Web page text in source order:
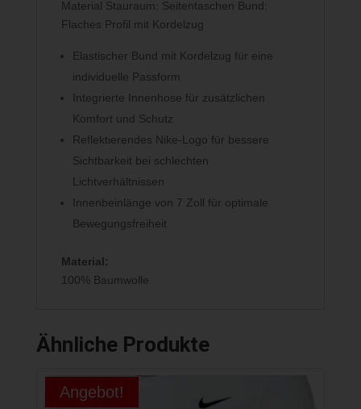
Material Stauraum: Seitentaschen Bund:
Flaches Profil mit Kordelzug
Elastischer Bund mit Kordelzug für eine
individuelle Passform
Integrierte Innenhose für zusätzlichen
Komfort und Schutz
Reflektierendes Nike-Logo für bessere
Sichtbarkeit bei schlechten
Lichtverhältnissen
Innenbeinlänge von 7 Zoll für optimale
Bewegungsfreiheit
Material:
100% Baumwolle
Ähnliche Produkte
Angebot!